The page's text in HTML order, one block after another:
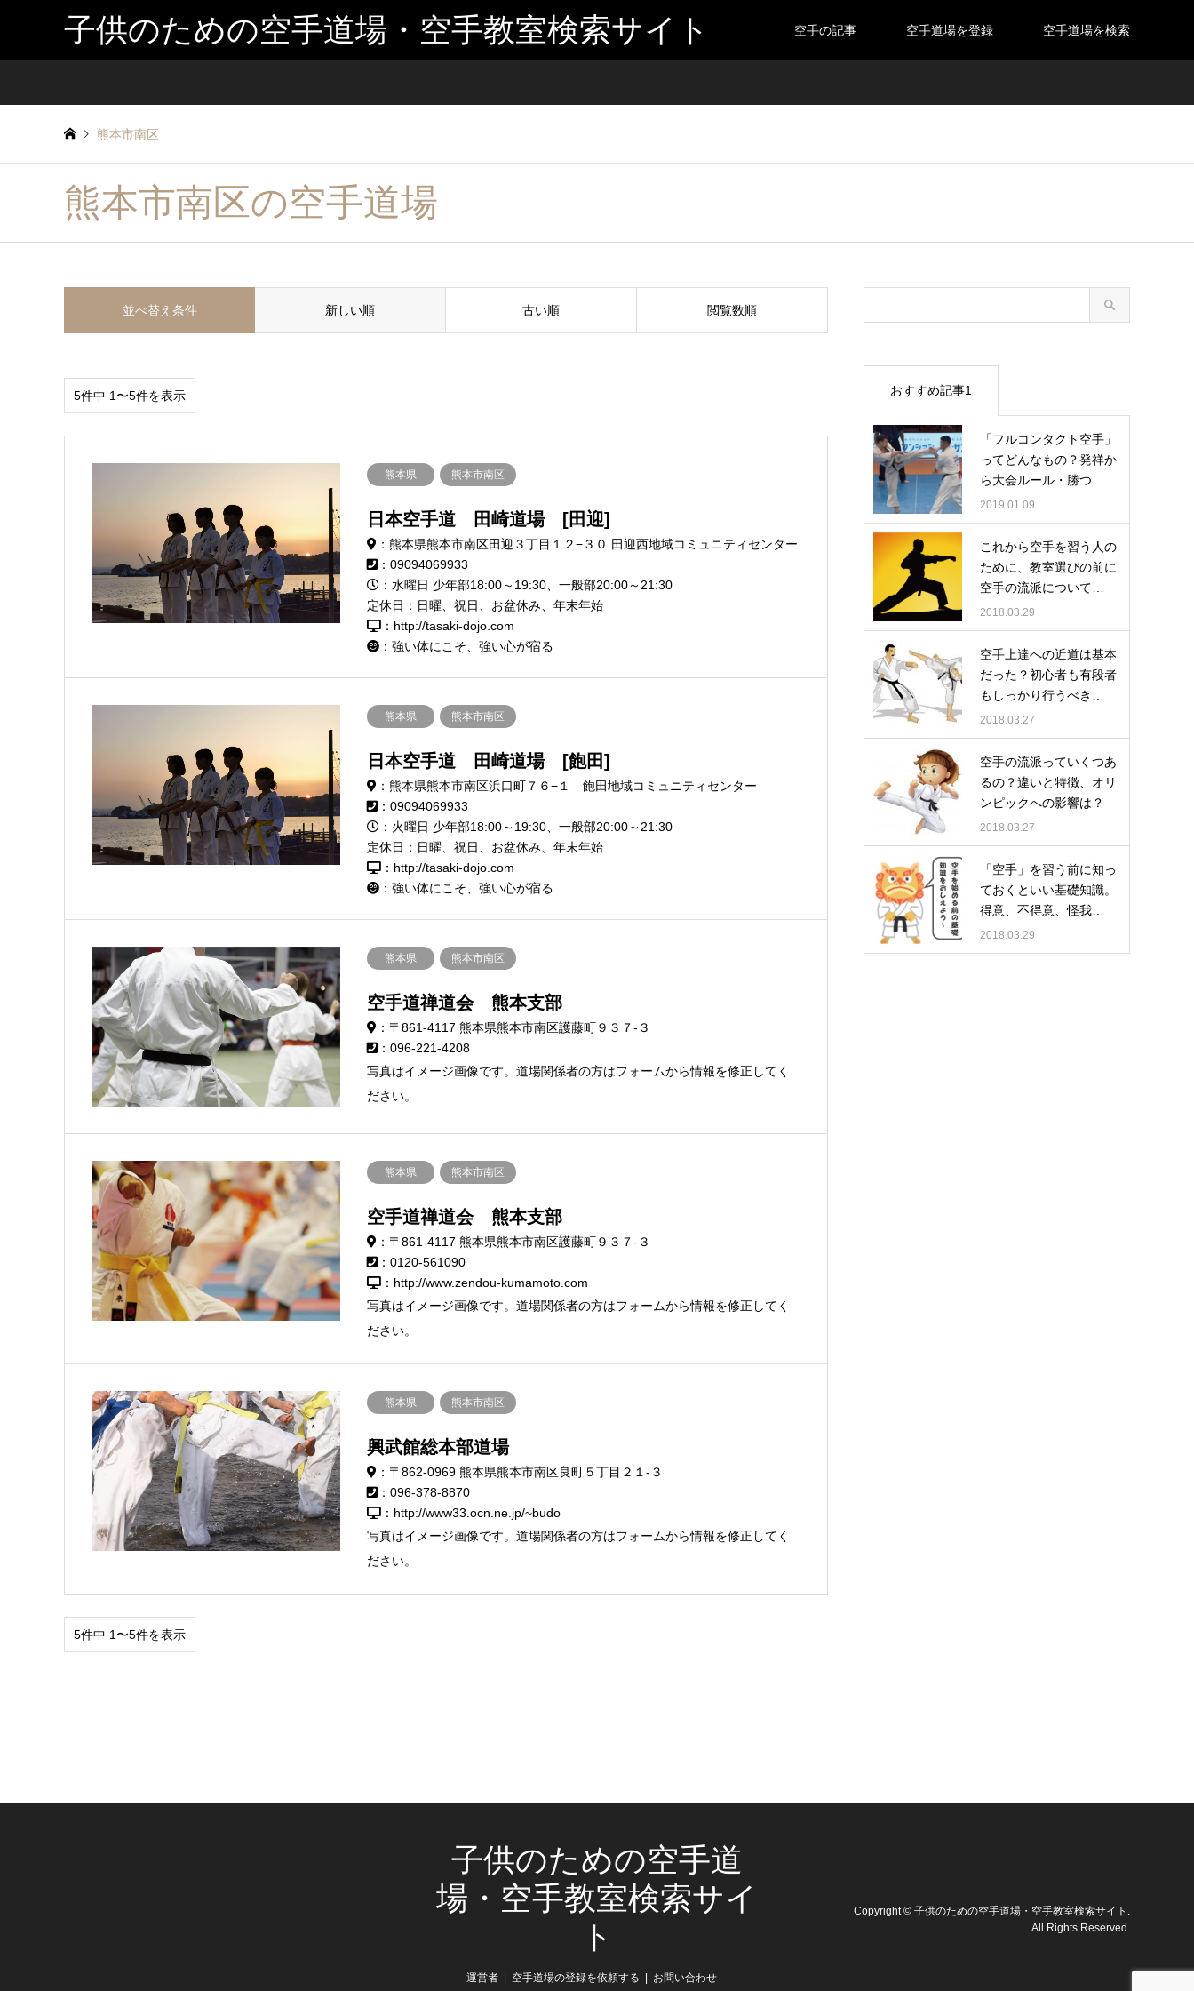
子供のための空手道場・空手教室検索サイト 空手の記事 空手道場を登録 空手道場を検索
熊本市南区
熊本市南区の空手道場
並べ替え条件 新しい順 古い順 閲覧数順
5件中 1〜5件を表示
熊本県 熊本市南区
日本空手道 田崎道場 [田迎]
：熊本県熊本市南区田迎３丁目１２−３０ 田迎西地域コミュニティセンター
：09094069933
：水曜日 少年部18:00～19:30、一般部20:00～21:30
定休日：日曜、祝日、お盆休み、年末年始
：http://tasaki-dojo.com
：強い体にこそ、強い心が宿る
熊本県 熊本市南区
日本空手道 田崎道場 [飽田]
：熊本県熊本市南区浜口町７６−１ 飽田地域コミュニティセンター
：09094069933
：火曜日 少年部18:00～19:30、一般部20:00～21:30
定休日：日曜、祝日、お盆休み、年末年始
：http://tasaki-dojo.com
：強い体にこそ、強い心が宿る
熊本県 熊本市南区
空手道禅道会 熊本支部
：〒861-4117 熊本県熊本市南区護藤町９３７-３
：096-221-4208
写真はイメージ画像です。道場関係者の方はフォームから情報を修正してく
ださい。
熊本県 熊本市南区
空手道禅道会 熊本支部
：〒861-4117 熊本県熊本市南区護藤町９３７-３
：0120-561090
：http://www.zendou-kumamoto.com
写真はイメージ画像です。道場関係者の方はフォームから情報を修正してく
ださい。
熊本県 熊本市南区
興武館総本部道場
：〒862-0969 熊本県熊本市南区良町５丁目２１-３
：096-378-8870
：http://www33.ocn.ne.jp/~budo
写真はイメージ画像です。道場関係者の方はフォームから情報を修正してく
ださい。
5件中 1〜5件を表示
おすすめ記事1
「フルコンタクト空手」
ってどんなもの？発祥か
ら大会ルール・勝つ…
2019.01.09
これから空手を習う人の
ために、教室選びの前に
空手の流派について…
2018.03.29
空手上達への近道は基本
だった？初心者も有段者
もしっかり行うべき…
2018.03.27
空手の流派っていくつあ
るの？違いと特徴、オリ
ンピックへの影響は？
2018.03.27
「空手」を習う前に知っ
ておくといい基礎知識。
得意、不得意、怪我…
2018.03.29
子供のための空手道
場・空手教室検索サイ
ト
運営者 空手道場の登録を依頼する お問い合わせ
Copyright© 子供のための空手道場・空手教室検索サイト .
All Rights Reserved.